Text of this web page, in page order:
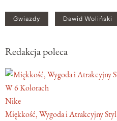
Gwiazdy Dawid Woliński
Redakcja poleca
W 6 Kolorach
Nike
Miękkość, Wygoda i Atrakcyjny Styl